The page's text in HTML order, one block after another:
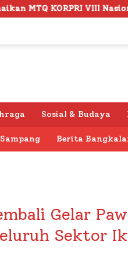
di Sulsel, 1.024
Sosial & Budaya
Berita
Gelar
Sektor